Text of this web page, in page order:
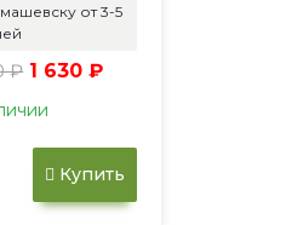
от 3-5
₽ 1 630 ₽
Купить